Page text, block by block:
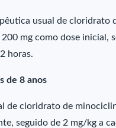
usual de cloridrato
mg como dose inicial,
horas.
de 8 anos
de cloridrato de
seguido de 2 mg/kg a